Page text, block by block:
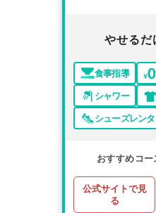
やせるだ
食事指導
シャワー
シューズレン
おすすめコー
公式サイトで見
る